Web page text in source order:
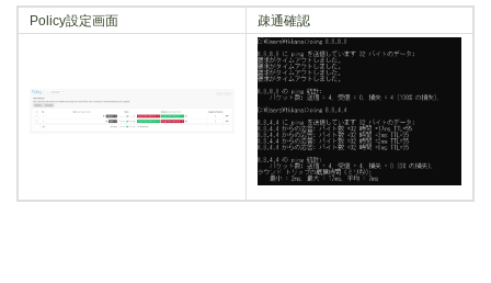
Policy設定画面 疎通確認